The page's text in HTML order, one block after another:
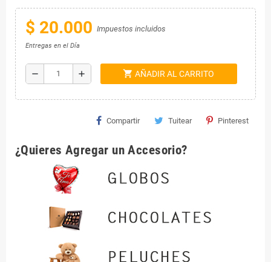
$ 20.000 Impuestos incluidos
Entregas en el Día
remove add shopping_cart AÑADIR AL CARRITO
Compartir Tuitear Pinterest
¿Quieres Agregar un Accesorio?